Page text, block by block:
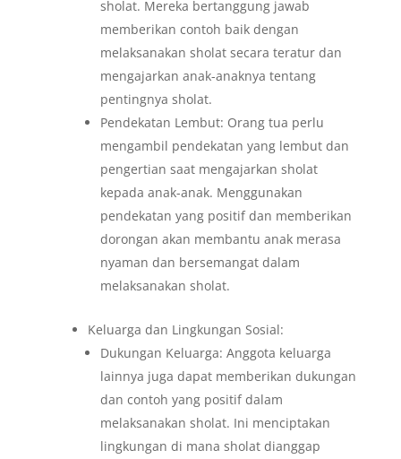
sholat. Mereka bertanggung jawab
memberikan contoh baik dengan
melaksanakan sholat secara teratur dan
mengajarkan anak-anaknya tentang
pentingnya sholat.
Pendekatan Lembut: Orang tua perlu
mengambil pendekatan yang lembut dan
pengertian saat mengajarkan sholat
kepada anak-anak. Menggunakan
pendekatan yang positif dan memberikan
dorongan akan membantu anak merasa
nyaman dan bersemangat dalam
melaksanakan sholat.
Keluarga dan Lingkungan Sosial:
Dukungan Keluarga: Anggota keluarga
lainnya juga dapat memberikan dukungan
dan contoh yang positif dalam
melaksanakan sholat. Ini menciptakan
lingkungan di mana sholat dianggap